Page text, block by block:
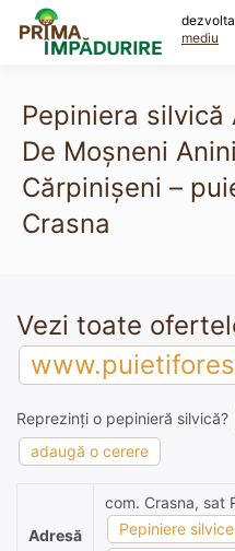
content
mediu
Pepiniera
De Moșneni
Cărpinișeni –
Crasna
Vezi toate
Reprezinți o pepinieră silvică?
adaugă o cerere
Adresă
com. Crasna, sat
Pepiniere